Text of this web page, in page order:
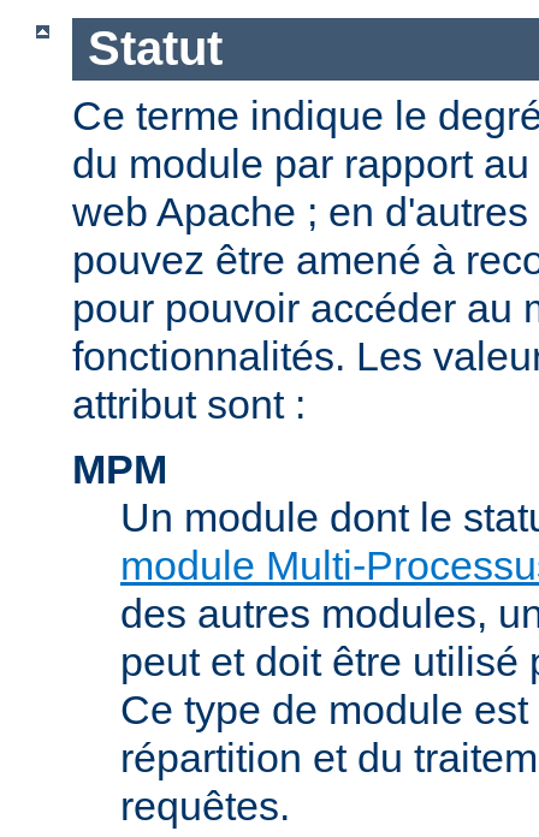
Statut
Ce terme indique le
du module par rapport
web Apache ; en
pouvez être amené à
pour pouvoir accéder au
fonctionnalités. Les
attribut sont :
MPM
Un module dont le
module Multi-
des autres modules,
peut et doit être utilisé
Ce type de module
répartition et du
requêtes.